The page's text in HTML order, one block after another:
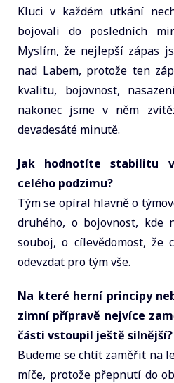
Kluci v každém utkání
bojovali do posledních
Myslím, že nejlepší zápas
nad Labem, protože ten
kvalitu, bojovnost,
nakonec jsme v něm
devadesáté minutě.
Jak hodnotíte stabilitu
celého podzimu?
Tým se opíral hlavně o
druhého, o bojovnost, kde
souboj, o cílevědomost, že
odevzdat pro tým vše.
Na které herní principy
zimní přípravě nejvíce
části vstoupil ještě silnější?
Budeme se chtít zaměřit na
míče, protože přepnutí do